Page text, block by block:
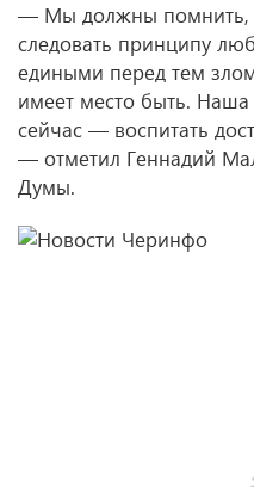
— Мы должны помнить,
следовать принципу
едиными перед тем
имеет место быть.
сейчас — воспитать
— отметил Геннадий
Думы.